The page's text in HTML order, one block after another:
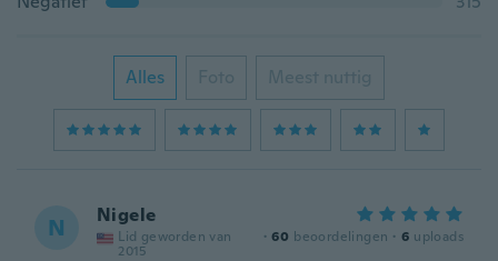
Alles Foto Meest nuttig
N Nigele
Lid geworden van
2015
· 60 beoordelingen · 6 uploads